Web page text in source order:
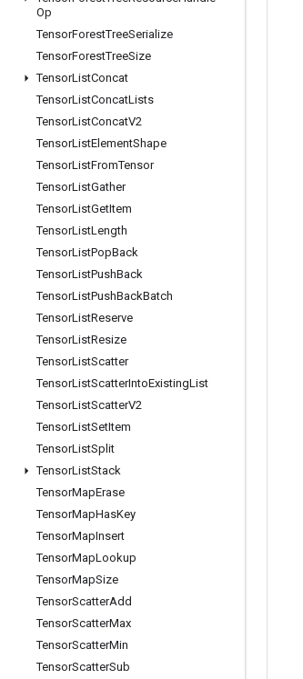
Op
TensorForestTreeSerialize
TensorForestTreeSize
TensorListConcat
TensorListConcatLists
TensorListConcatV2
TensorListElementShape
TensorListFromTensor
TensorListGather
TensorListGetItem
TensorListLength
TensorListPopBack
TensorListPushBack
TensorListPushBackBatch
TensorListReserve
TensorListResize
TensorListScatter
TensorListScatterIntoExistingList
TensorListScatterV2
TensorListSetItem
TensorListSplit
TensorListStack
TensorMapErase
TensorMapHasKey
TensorMapInsert
TensorMapLookup
TensorMapSize
TensorScatterAdd
TensorScatterMax
TensorScatterMin
TensorScatterSub